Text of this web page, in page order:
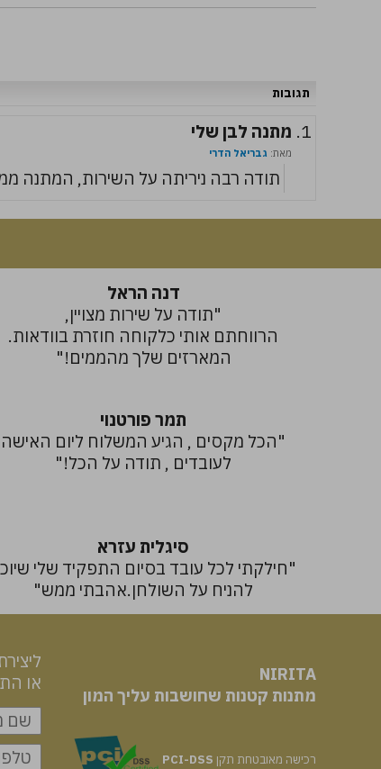
תגובות
1. מתנה לבן שלי
מאת: גבריאל הדרי
תודה רבה ניריתה על השירות, המתנה
דנה הראל
"תודה על שירות מצויין,
הרווחתם אותי כלקוחה חוזרת בוודאות.
המארזים שלך מהממים!"
תמר פורטנוי
"הכל מקסים , הגיע המשלוח ליום האישה
לעובדים , תודה על הכל!"
סיגלית עזרא
"חילקתי לכל עובד בסיום התפקיד שלי
להניח על השולחן.אהבתי ממש"
NIRITA
​​​​​​​מתנות קטנות שחושבות עליך המון
רכישה מאובטחת תקן PCI-DSS
או